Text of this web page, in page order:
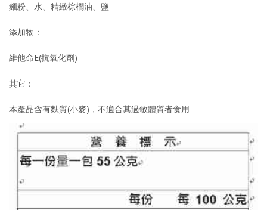
麵粉、水、精緻棕櫚油、鹽
添加物：
維他命E(抗氧化劑)
其它：
本產品含有麩質(小麥)，不適合其過敏體質者食用